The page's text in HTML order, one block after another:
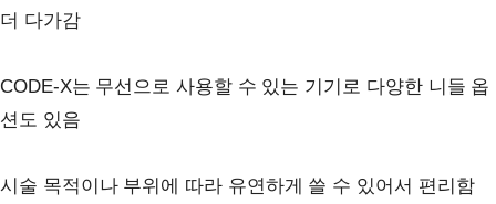
더 다가감
CODE-X는 무선으로 사용할 수 있는 기기로 다양한 니들 옵
션도 있음
시술 목적이나 부위에 따라 유연하게 쓸 수 있어서 편리함